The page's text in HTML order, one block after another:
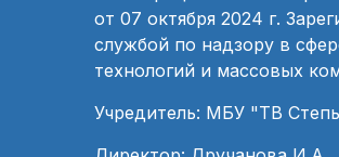
от 07 октября 2024 г.
службой по надзору в
технологий и массовых
Учредитель: МБУ "ТВ